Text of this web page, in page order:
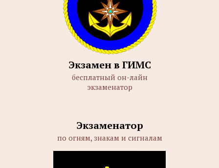
Экзамен в ГИМС
бесплатный он-лайн
экзаменатор
Экзаменатор
по огням, знакам и сигналам